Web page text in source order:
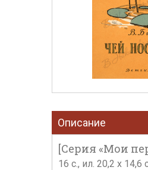
Описание
[Серия «Мои
16 с., ил. 20,2 х